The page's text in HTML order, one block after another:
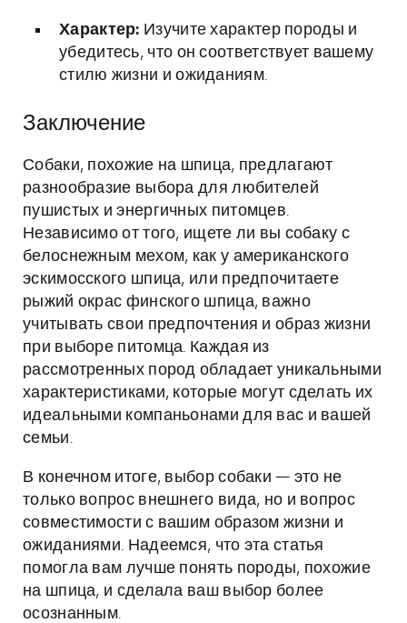
Характер: Изучите характер породы и
убедитесь, что он соответствует вашему
стилю жизни и ожиданиям.
Заключение
Собаки, похожие на шпица, предлагают
разнообразие выбора для любителей
пушистых и энергичных питомцев.
Независимо от того, ищете ли вы собаку с
белоснежным мехом, как у американского
эскимосского шпица, или предпочитаете
рыжий окрас финского шпица, важно
учитывать свои предпочтения и образ жизни
при выборе питомца. Каждая из
рассмотренных пород обладает уникальными
характеристиками, которые могут сделать их
идеальными компаньонами для вас и вашей
семьи.
В конечном итоге, выбор собаки — это не
только вопрос внешнего вида, но и вопрос
совместимости с вашим образом жизни и
ожиданиями. Надеемся, что эта статья
помогла вам лучше понять породы, похожие
на шпица, и сделала ваш выбор более
осознанным.